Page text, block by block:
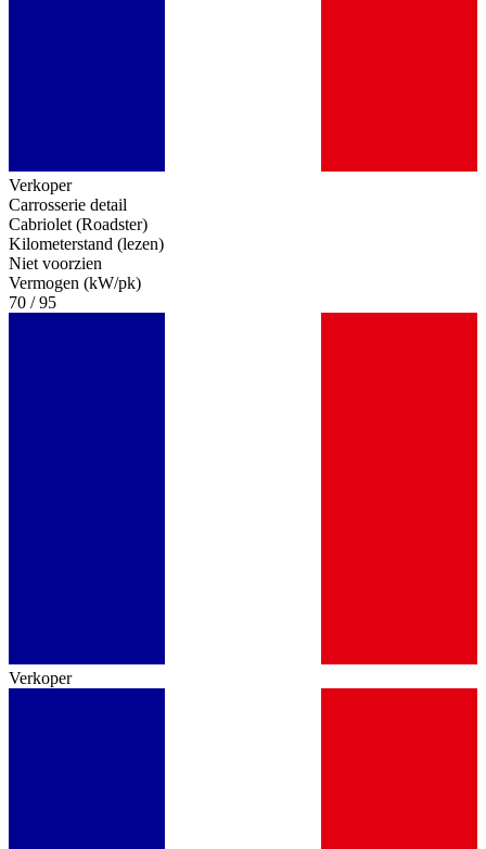
Verkoper
Carrosserie detail
Cabriolet (Roadster)
Kilometerstand (lezen)
Niet voorzien
Vermogen (kW/pk)
70 / 95
Verkoper